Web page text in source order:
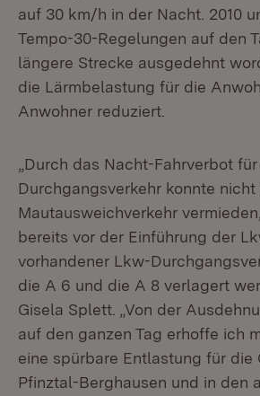
auf 30 km/h in der Nacht. 2010
Tempo-30-Regelungen auf den
längere Strecke ausgedehnt
die Lärmbelastung für die
Anwohner reduziert.
„Durch das Nacht-Fahrverbot
Durchgangsverkehr konnte nicht
Mautausweichverkehr
bereits vor der Einführung der
vorhandener Lkw-
die A 6 und die A 8 verlagert
Gisela Splett. „Von der
auf den ganzen Tag erhoffe ich
eine spürbare Entlastung für die
Pfinztal-Berghausen und in den